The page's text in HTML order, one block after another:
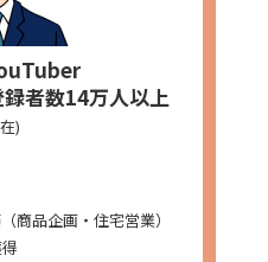
者数14万人以上
)
商品企画・住宅営業）